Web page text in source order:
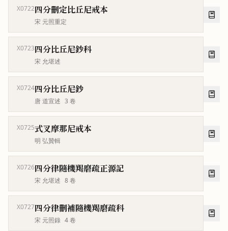
X0722四分刪定比丘尼戒本
宋 元照重定
X0723四分比丘尼鈔科
宋 允堪述
X0724四分比丘尼鈔
唐 道宣述 3 卷
X0725式叉摩那尼戒本
明 弘贊輯
X0726四分律隨機羯磨疏正源記
宋 允堪述 8卷
X0727四分律刪補隨機羯磨疏科
宋 元照錄 4卷